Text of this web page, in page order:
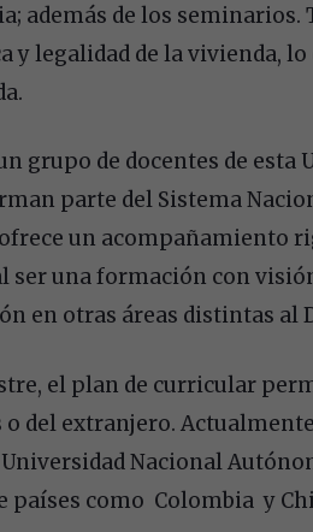
además de los
y legalidad de la vivienda,
grupo de docentes de esta
parte del Sistema
un acompañamiento
ser una formación con
en otras áreas distintas al
el plan de curricular
del extranjero.
Nacional
países como Colombia y